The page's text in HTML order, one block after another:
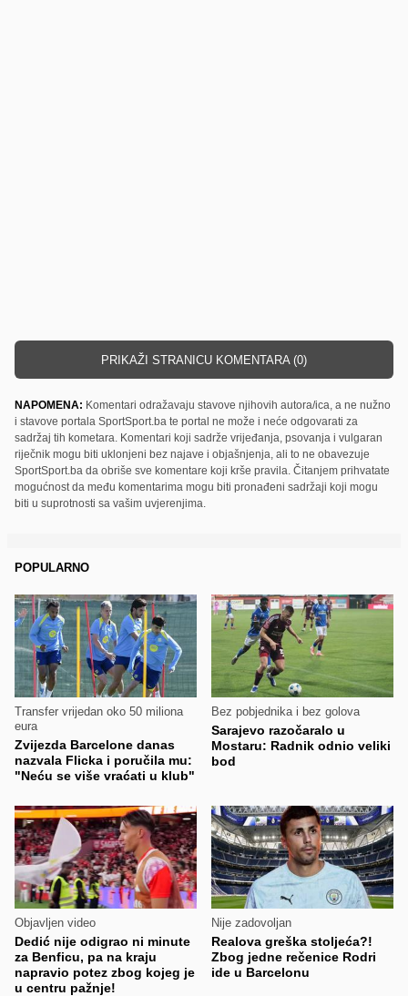
PRIKAŽI STRANICU KOMENTARA (0)
NAPOMENA: Komentari odražavaju stavove njihovih autora/ica, a ne nužno
i stavove portala SportSport.ba te portal ne može i neće odgovarati za
sadržaj tih kometara. Komentari koji sadrže vrijeđanja, psovanja i vulgaran
riječnik mogu biti uklonjeni bez najave i objašnjenja, ali to ne obavezuje
SportSport.ba da obriše sve komentare koji krše pravila. Čitanjem prihvatate
mogućnost da među komentarima mogu biti pronađeni sadržaji koji mogu
biti u suprotnosti sa vašim uvjerenjima.
POPULARNO
Transfer vrijedan oko 50 miliona
eura
Zvijezda Barcelone danas
nazvala Flicka i poručila mu:
"Neću se više vraćati u klub"
Bez pobjednika i bez golova
Sarajevo razočaralo u
Mostaru: Radnik odnio veliki
bod
Objavljen video
Dedić nije odigrao ni minute
za Benficu, pa na kraju
napravio potez zbog kojeg je
u centru pažnje!
Nije zadovoljan
Realova greška stoljeća?!
Zbog jedne rečenice Rodri
ide u Barcelonu